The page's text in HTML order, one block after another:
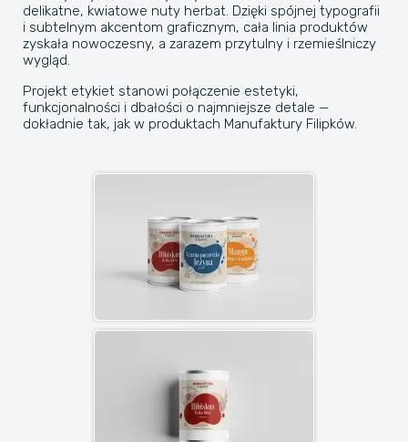
delikatne, kwiatowe nuty herbat. Dzięki spójnej typografii
i subtelnym akcentom graficznym, cała linia produktów
zyskała nowoczesny, a zarazem przytulny i rzemieślniczy
wygląd.
Projekt etykiet stanowi połączenie estetyki,
funkcjonalności i dbałości o najmniejsze detale —
dokładnie tak, jak w produktach Manufaktury Filipków.